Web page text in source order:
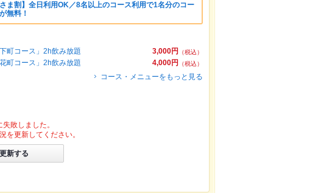
さま割】全日利用OK／8名以上のコース利用で1名分のコー
無料！
3,000円
（税込）
町コース」2h飲み放題
4,000円
（税込）
町コース」2h飲み放題
コース・メニューをもっと見る
敗しました。
を更新してください。
新する